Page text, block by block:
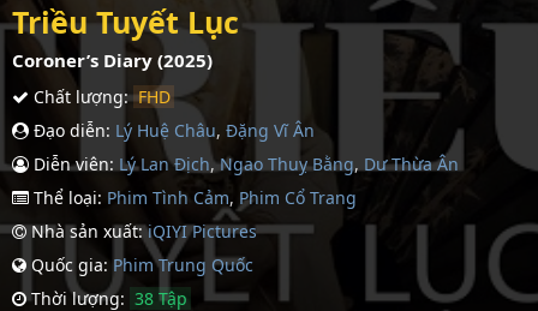
Triều Tuyết Lục
Coroner’s Diary (2025)
Chất lượng: FHD
Đạo diễn: Lý Huệ Châu, Đặng Vĩ Ân
Diễn viên: Lý Lan Địch,Ngao Thuỵ Bằng, Dư Thừa Ân
Thể loại: Phim Tình Cảm, Phim Cổ Trang
Nhà sản xuất: iQIYI Pictures
Quốc gia: Phim Trung Quốc
Thời lượng: 38 Tập